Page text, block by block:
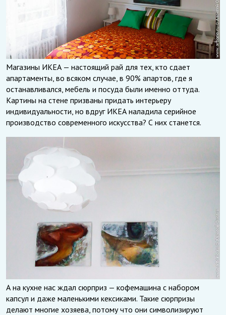
Магазины ИКЕА — настоящий рай для тех, кто сдает
апартаменты, во всяком случае, в 90% апартов, где я
останавливался, мебель и посуда были именно оттуда.
Картины на стене призваны придать интерьеру
индивидуальности, но вдруг ИКЕА наладила серийное
производство современного искусства? С них станется.
А на кухне нас ждал сюрприз — кофемашина с набором
капсул и даже маленькими кексиками. Такие сюрпризы
делают многие хозяева, потому что они символизируют